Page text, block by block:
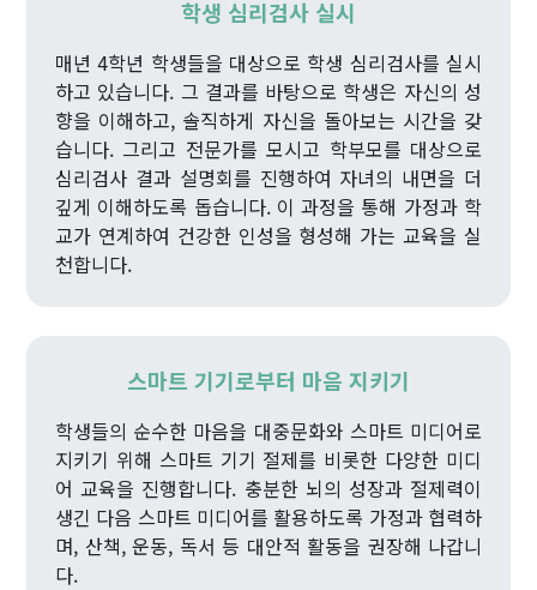
학생 심리검사 실시
매년 4학년 학생들을 대상으로 학생 심리검사를 실시
하고 있습니다. 그 결과를 바탕으로 학생은 자신의 성
향을 이해하고, 솔직하게 자신을 돌아보는 시간을 갖
습니다. 그리고 전문가를 모시고 학부모를 대상으로
심리검사 결과 설명회를 진행하여 자녀의 내면을 더
깊게 이해하도록 돕습니다. 이 과정을 통해 가정과 학
교가 연계하여 건강한 인성을 형성해 가는 교육을 실
천합니다.
스마트 기기로부터 마음 지키기
학생들의 순수한 마음을 대중문화와 스마트 미디어로
지키기 위해 스마트 기기 절제를 비롯한 다양한 미디
어 교육을 진행합니다. 충분한 뇌의 성장과 절제력이
생긴 다음 스마트 미디어를 활용하도록 가정과 협력하
며, 산책, 운동, 독서 등 대안적 활동을 권장해 나갑니
다.